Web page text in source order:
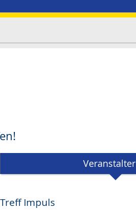
Veranstalter
Treff Impuls